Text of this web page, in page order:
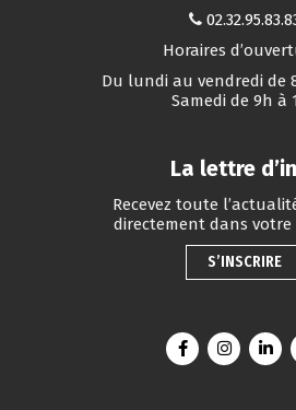
Horaires
Du lundi au vendredi de
Samedi de 9h à
La lettre
Recevez toute
directement dans
S’INSCRIRE
Lien vers le
Lien vers